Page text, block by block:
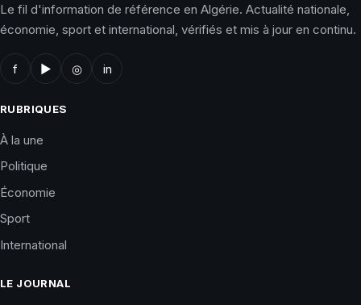
Le fil d'information de référence en Algérie. Actualité nationale,
économie, sport et international, vérifiés et mis à jour en continu.
f ▶ ◎ in
RUBRIQUES
À la une
Politique
Économie
Sport
International
LE JOURNAL